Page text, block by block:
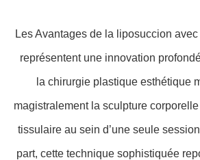
Les Avantages de la liposuccion
représentent une innovation
la chirurgie plastique esthétique
magistralement la sculpture
tissulaire au sein d’une seule
part, cette technique sophistiquée